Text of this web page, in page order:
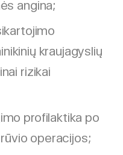
angina;
kraujagyslių
rizikai
profilaktika po
operacijos;